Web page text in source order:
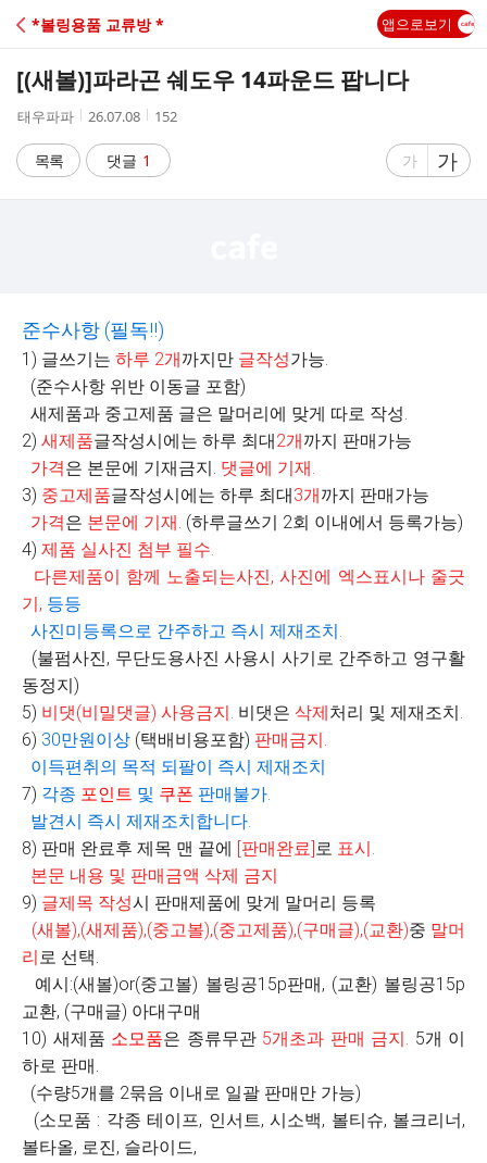
C
A
*볼링용품 교류방 * 앱으로보기
[(새볼)]파라곤 쉐도우 14파운드 팝니다
작
자
태우파파
작
시
간
26.07.08
조
수
152
목록 댓글 1
글
가
글
자
가
준수사항 (필독!!)
1) 글쓰기는 하루 2개까지만 글작성가능.
(준수사항 위반 이동글 포함)
새제품과 중고제품 글은 말머리에 맞게 따로 작성.
2) 새제품글작성시에는 하루 최대2개까지 판매가능
가격은 본문에 기재금지. 댓글에 기재.
3) 중고제품글작성시에는 하루 최대3개까지 판매가능
가격은 본문에 기재. (하루글쓰기 2회 이내에서 등록가능)
4) 제품 실사진 첨부 필수.
다른제품이 함께 노출되는사진,사진에 엑스표시나 줄긋
기, 등등
사진미등록으로 간주하고 즉시 제재조치.
(불펌사진, 무단도용사진 사용시 사기로 간주하고 영구활
동정지)
5) 비댓(비밀댓글) 사용금지. 비댓은 삭제처리 및 제재조치.
6) 30만원이상 (택배비용포함) 판매금지.
이득편취의 목적 되팔이 즉시 제재조치
7) 각종 포인트 및 쿠폰 판매불가.
발견시 즉시 제재조치합니다.
8) 판매 완료후 제목 맨 끝에 [판매완료]로 표시.
본문 내용 및 판매금액 삭제 금지
9) 글제목 작성시 판매제품에 맞게 말머리 등록
(새볼),(새제품),(중고볼),(중고제품),(구매글),(교환)중 말머
리로 선택.
예시:(새볼)or(중고볼) 볼링공15p판매, (교환) 볼링공15p
교환, (구매글) 아대구매
10) 새제품 소모품은 종류무관 5개초과 판매 금지. 5개 이
하로 판매.
(수량5개를 2묶음 이내로 일괄 판매만 가능)
(소모품 : 각종 테이프, 인서트, 시소백, 볼티슈, 볼크리너,
볼타올, 로진, 슬라이드,